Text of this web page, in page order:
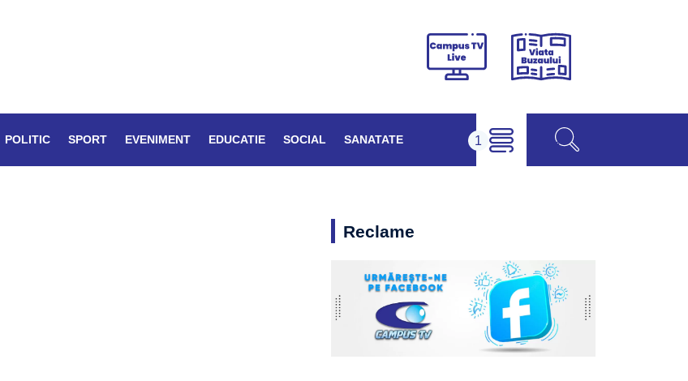
Campus
Viața
POLITIC SPORT EVENIMENT EDUCATIE SOCIAL SANATATE
Reclame